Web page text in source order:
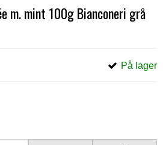
m. mint 100g Bianconeri grå
På lager